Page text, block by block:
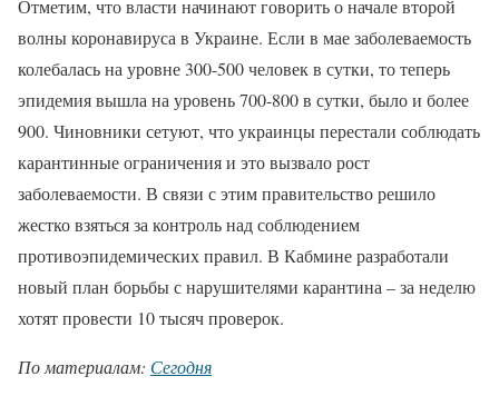
Отметим, что власти начинают говорить о начале второй
волны коронавируса в Украине. Если в мае заболеваемость
колебалась на уровне 300-500 человек в сутки, то теперь
эпидемия вышла на уровень 700-800 в сутки, было и более
900. Чиновники сетуют, что украинцы перестали соблюдать
карантинные ограничения и это вызвало рост
заболеваемости. В связи с этим правительство решило
жестко взяться за контроль над соблюдением
противоэпидемических правил. В Кабмине разработали
новый план борьбы с нарушителями карантина – за неделю
хотят провести 10 тысяч проверок.
По материалам: Сегодня